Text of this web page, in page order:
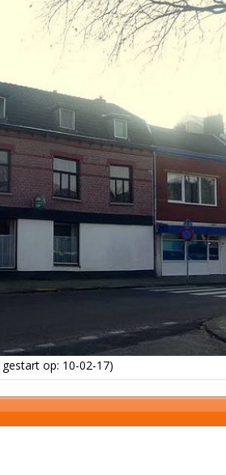
op: 10-02-17)